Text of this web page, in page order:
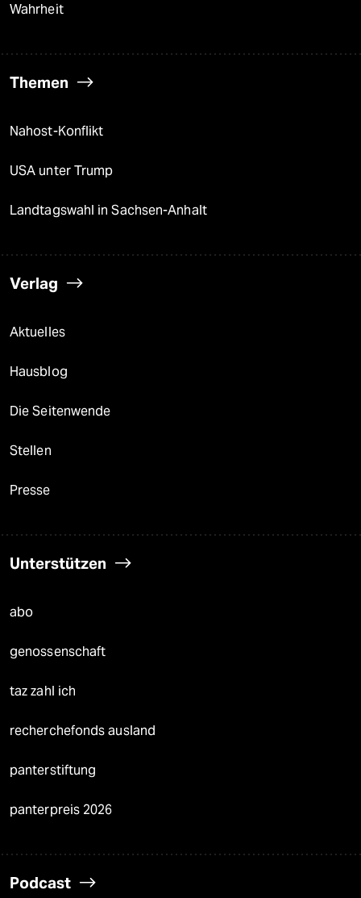
Wahrheit
Themen
Nahost-Konflikt
USA unter Trump
Landtagswahl in Sachsen-Anhalt
Verlag
Aktuelles
Hausblog
Die Seitenwende
Stellen
Presse
Unterstützen
abo
genossenschaft
taz zahl ich
recherchefonds ausland
panterstiftung
panterpreis 2026
Podcast